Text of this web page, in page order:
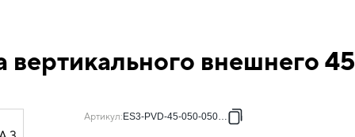
вертикального внешнего
Артикул: ES3-PVD-45-050-050-06